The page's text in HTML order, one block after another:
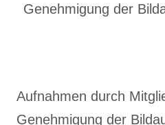
Genehmigung der
Aufnahmen durch
Genehmigung der